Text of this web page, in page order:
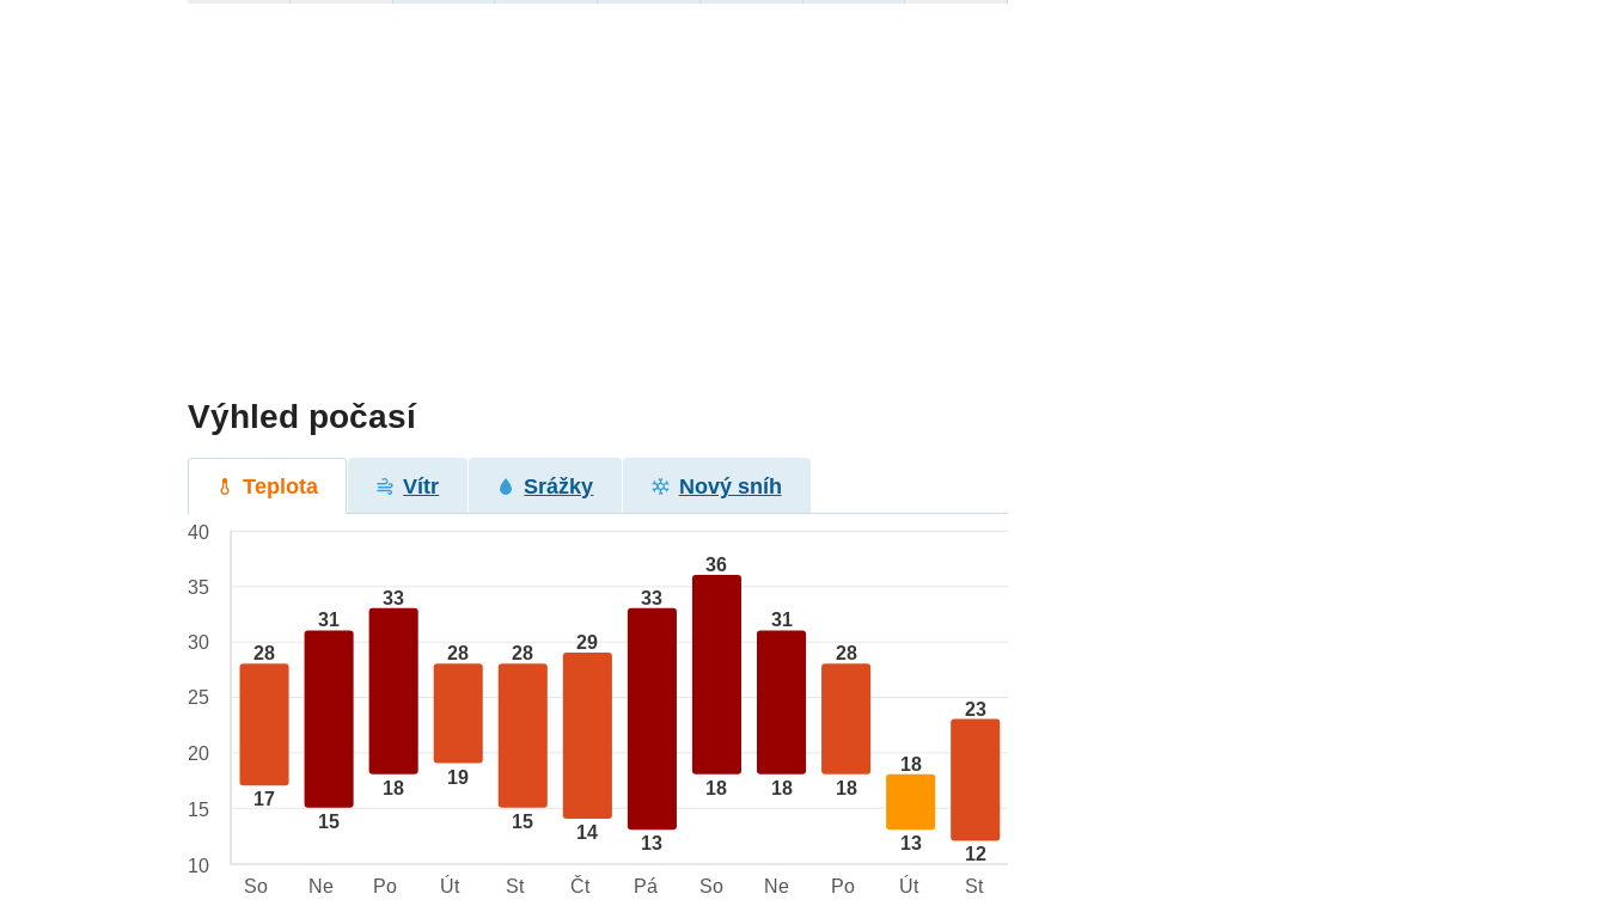
Výhled počasí
Teplota Vítr Srážky Nový sníh
28
17
31
15
33
18
28
19
28
15
29
14
33
13
36
18
31
18
28
18
18
13
23
12
40
35
30
25
20
15
10
So
Ne Po Út St Čt Pá So Ne Po Út St